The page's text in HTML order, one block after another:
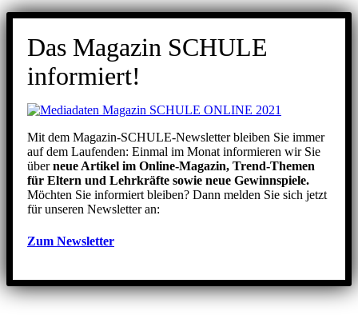
Das Magazin SCHULE
informiert!
Mit dem Magazin-SCHULE-Newsletter bleiben Sie immer
auf dem Laufenden: Einmal im Monat informieren wir Sie
überneue Artikel im Online-Magazin, Trend-Themen
für Eltern und Lehrkräfte sowie neue Gewinnspiele.
Möchten Sie informiert bleiben? Dann melden Sie sich jetzt
für unseren Newsletter an:
Zum Newsletter